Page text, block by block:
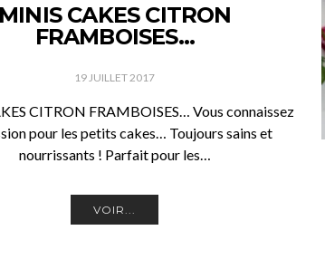
MINIS CAKES CITRON
FRAMBOISES…
19 JUILLET 2017
CITRON FRAMBOISES… Vous connaissez
pour les petits cakes… Toujours sains et
nourrissants ! Parfait pour les…
VOIR...